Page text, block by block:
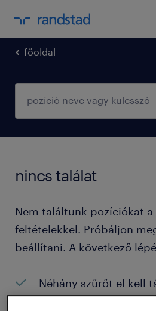
főoldal
nincs találat
Nem találtunk pozíciókat a
feltételekkel. Próbáljon
beállítani. A következő
Néhány szűrőt el kell